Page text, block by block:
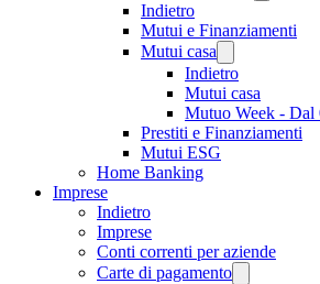
Indietro
Mutui e Finanziamenti
Mutui casa
Indietro
Mutui casa
Mutuo Week - Dal
Prestiti e Finanziamenti
Mutui ESG
Home Banking
Imprese
Indietro
Imprese
Conti correnti per aziende
Carte di pagamento